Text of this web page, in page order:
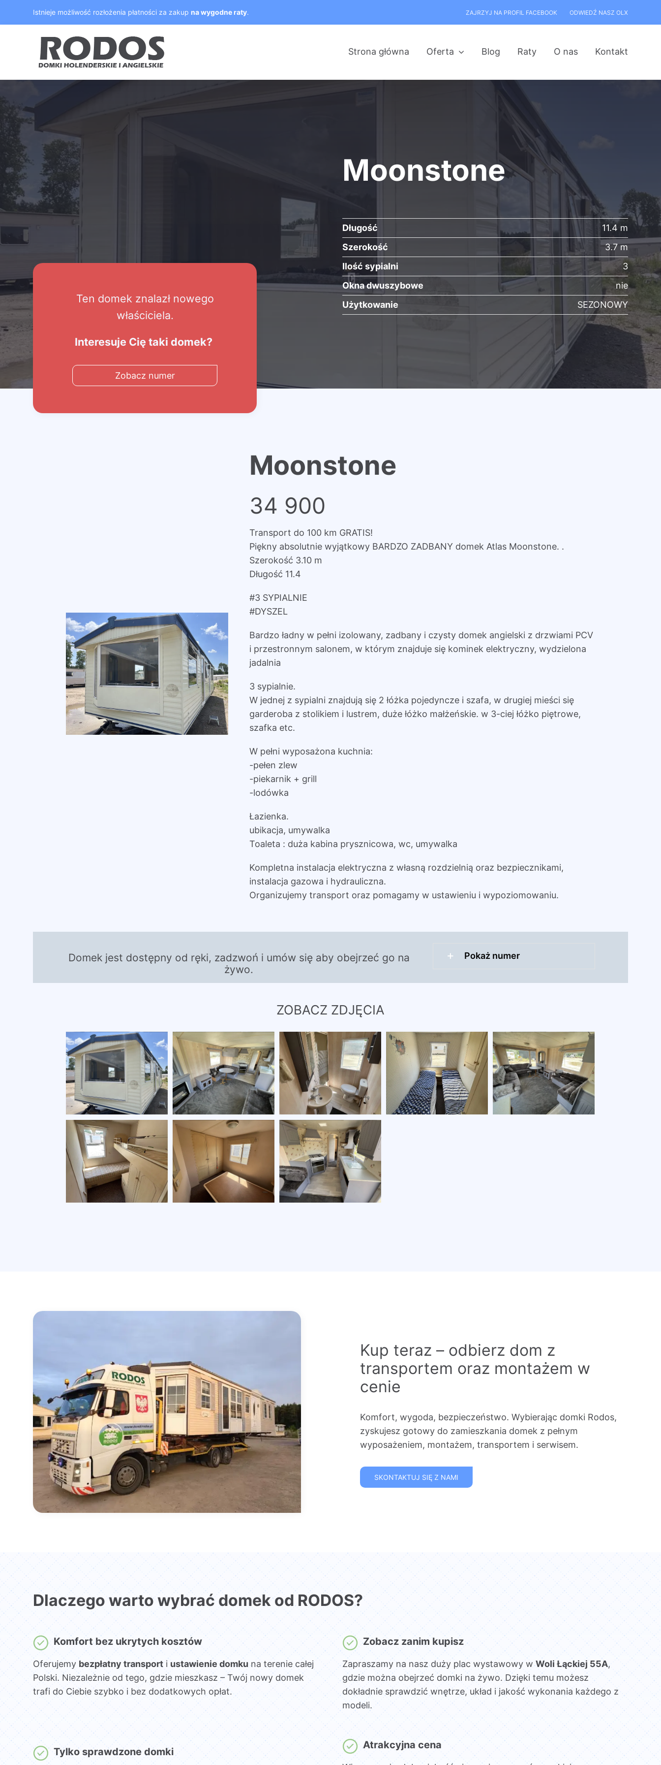
Istnieje możliwość rozłożenia płatności za zakupna wygodne raty. ZAJRZYJ NA PROFIL FACEBOOK ODWIEDŹ NASZ OLX
Strona główna Oferta Blog Raty O nas Kontakt
Ten domek znalazł nowego
właściciela.
Interesuje Cię taki domek?
Zobacz numer
Moonstone
Długość
11.4 m
Szerokość
3.7 m
Ilość sypialni
3
Okna dwuszybowe
nie
Użytkowanie
SEZONOWY
Moonstone
34 900
Transport do 100 km GRATIS!
Piękny absolutnie wyjątkowy BARDZO ZADBANY domek Atlas Moonstone. .
Szerokość 3.10 m
Długość 11.4
#3 SYPIALNIE
#DYSZEL
Bardzo ładny w pełni izolowany, zadbany i czysty domek angielski z drzwiami PCV
i przestronnym salonem, w którym znajduje się kominek elektryczny, wydzielona
jadalnia
3 sypialnie.
W jednej z sypialni znajdują się 2 łóżka pojedyncze i szafa, w drugiej mieści się
garderoba z stolikiem i lustrem, duże łóżko małżeńskie. w 3-ciej łóżko piętrowe,
szafka etc.
W pełni wyposażona kuchnia:
-pełen zlew
-piekarnik + grill
-lodówka
Łazienka.
ubikacja, umywalka
Toaleta : duża kabina prysznicowa, wc, umywalka
Kompletna instalacja elektryczna z własną rozdzielnią oraz bezpiecznikami,
instalacja gazowa i hydrauliczna.
Organizujemy transport oraz pomagamy w ustawieniu i wypoziomowaniu.
Domek jest dostępny od ręki, zadzwoń i umów się aby obejrzeć go na
żywo.
Pokaż numer
ZOBACZ ZDJĘCIA
Kup teraz – odbierz dom z
transportem oraz montażem w
cenie
Komfort, wygoda, bezpieczeństwo. Wybierając domki Rodos,
zyskujesz gotowy do zamieszkania domek z pełnym
wyposażeniem, montażem, transportem i serwisem.
SKONTAKTUJ SIĘ Z NAMI
Dlaczego warto wybrać domek od RODOS?
Komfort bez ukrytych kosztów
Oferujemy bezpłatny transport i ustawienie domku na terenie całej
Polski. Niezależnie od tego, gdzie mieszkasz – Twój nowy domek
trafi do Ciebie szybko i bez dodatkowych opłat.
Zobacz zanim kupisz
Zapraszamy na nasz duży plac wystawowy wWoli Łąckiej 55A,
gdzie można obejrzeć domki na żywo. Dzięki temu możesz
dokładnie sprawdzić wnętrze, układ i jakość wykonania każdego z
modeli.
Tylko sprawdzone domki
Atrakcyjna cena